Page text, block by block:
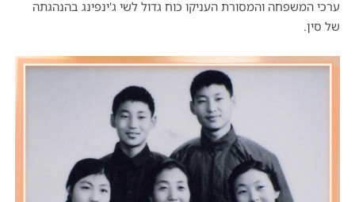
ערכי המשפחה והמסורת העניקו כוח גדול לשי ג'ינפינג בהנהגתה
של סין.